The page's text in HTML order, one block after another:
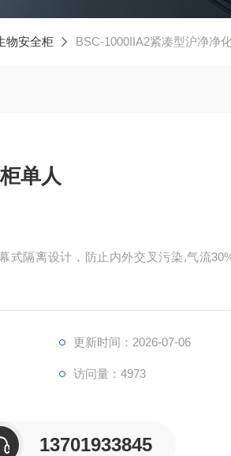
物安全柜 BSC-1000IIA2紧凑型沪净净
单人
式隔离设计，防止内外交叉污染,气流
更新时间：2026-07-06
访问量：4973
13701933845